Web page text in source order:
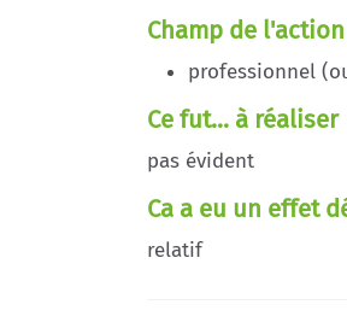
Champ de
professionnel
Ce fut... à réaliser
pas évident
Ca a eu un effet
relatif